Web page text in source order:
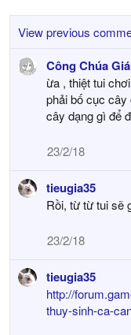
View previous
Công Chúa
ừa , thiệt tui
phải bố cục
cây dạng gì để
23/2/18
tieugia35
Rồi, từ từ tui sẽ
23/2/18
tieugia35
http://
thuy-sinh-ca-